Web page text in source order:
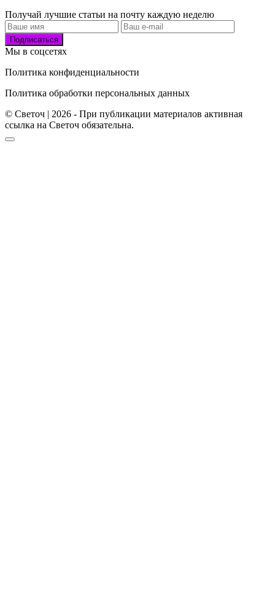
Получай лучшие статьи на почту каждую неделю
Подписаться
Мы в соцсетях
Политика конфиденциальности
Политика обработки персональных данных
© Светоч | 2026 - При публикации материалов активная
ссылка на Светоч обязательна.